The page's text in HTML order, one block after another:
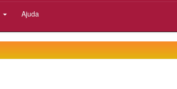
Ajuda